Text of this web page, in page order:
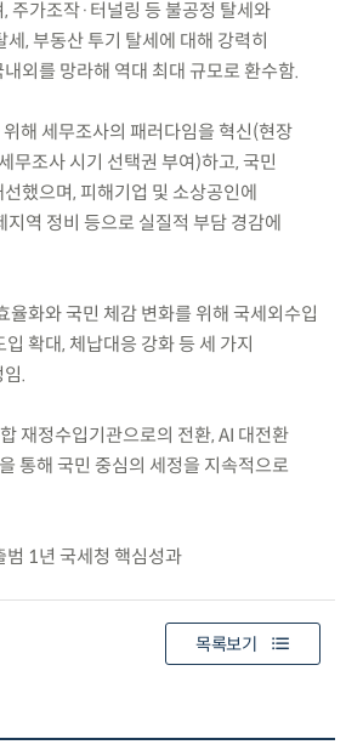
주가조작·터널링 등 불공정 탈세와
, 부동산 투기 탈세에 대해 강력히
외를 망라해 역대 최대 규모로 환수함.
해 세무조사의 패러다임을 혁신(현장
무조사 시기 선택권 부여)하고, 국민
했으며, 피해기업 및 소상공인에
지역 정비 등으로 실질적 부담 경감에
화와 국민 체감 변화를 위해 국세외수입
확대, 체납대응 강화 등 세 가지
.
재정수입기관으로의 전환, AI 대전환
통해 국민 중심의 세정을 지속적으로
1년 국세청 핵심성과
목록보기